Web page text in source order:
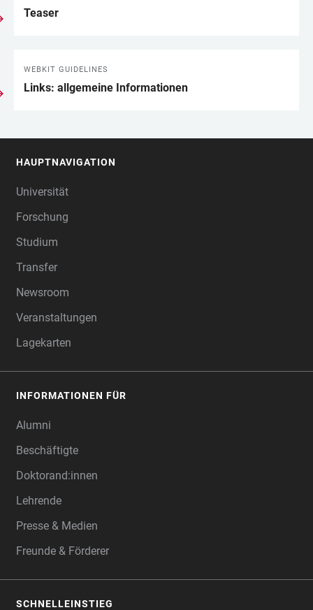
Teaser
WEBKIT GUIDELINES
Links: allgemeine Informationen
HAUPTNAVIGATION
Universität
Forschung
Studium
Transfer
Newsroom
Veranstaltungen
Lagekarten
INFORMATIONEN FÜR
Alumni
Beschäftigte
Doktorand:innen
Lehrende
Presse & Medien
Freunde & Förderer
SCHNELLEINSTIEG